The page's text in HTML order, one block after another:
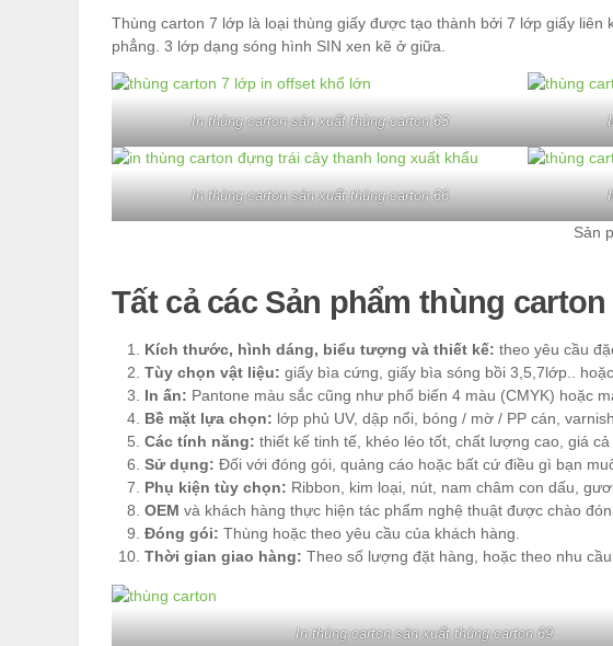
Thùng carton 7 lớp là loại thùng giấy được tạo thành bởi 7 lớp giấy
phẳng. 3 lớp dạng sóng hình SIN xen kẽ ở giữa.
In thùng carton sản xuất thùng carton 63
In thùng carton sản xuất thùng carton 66
Sản
Tất cả các Sản phẩm thùng
Kích thước, hình dáng, biểu tượng và thiết kế: theo yêu cầu
Tùy chọn vật liệu: giấy bìa cứng, giấy bìa sóng bồi 3,5,7lớp..
In ấn: Pantone màu sắc cũng như phổ biến 4 màu (CMYK) hoặc
Bề mặt lựa chọn: lớp phủ UV, dập nổi, bóng / mờ / PP cán,
Các tính năng: thiết kế tinh tế, khéo léo tốt, chất lượng cao, giá cả
Sử dụng: Đối với đóng gói, quảng cáo hoặc bất cứ điều gì bạn
Phụ kiện tùy chọn: Ribbon, kim loại, nút, nam châm con dấu,
OEM và khách hàng thực hiện tác phẩm nghệ thuật được chào đón.
Đóng gói: Thùng hoặc theo yêu cầu của khách hàng.
Thời gian giao hàng: Theo số lượng đặt hàng, hoặc theo nhu cầu
In thùng carton sản xuất thùng carton 69